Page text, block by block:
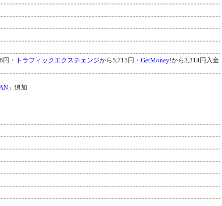
円・ トラフィックエクスチェンジから5,715円・ GetMoney!から3,314円入金
」追加